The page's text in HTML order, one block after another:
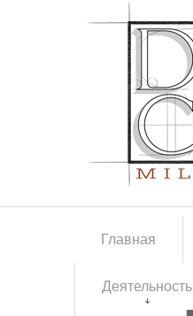
Главная
Деятельность